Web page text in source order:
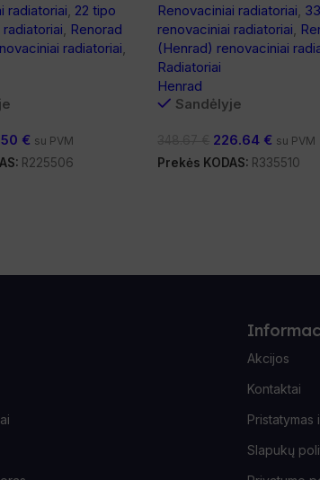
radiatoriai 22 tipo
Renorad
radiatoriai
€ su PVM
R225506
Renovaciniai radiatoriai
renovaciniai radiatoriai
(Henrad) renovaciniai
Radiatoriai
Henrad
Sandėlyje
226.64 € su PVM
Prekės KODAS: R335510
Akcijos
Kontaktai
Pristatymas
Slapukų